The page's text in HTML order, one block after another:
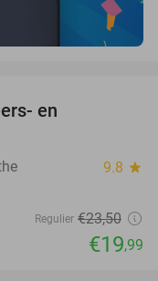
en
9.8 star
Regulier €23,50
€19,99